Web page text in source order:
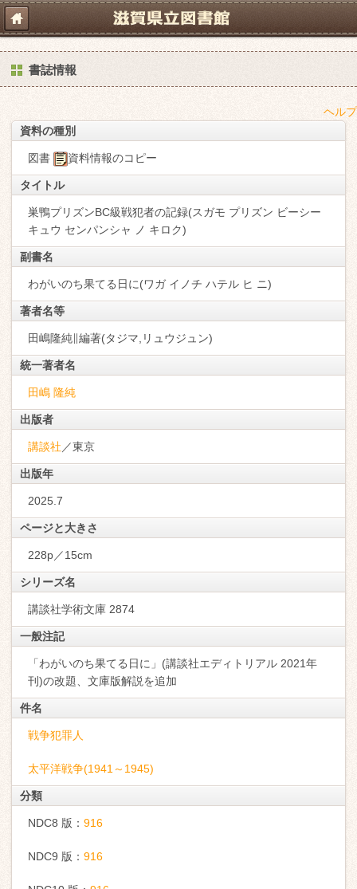
書誌情報
ヘルプ
資料の種別
図書 資料情報のコピー
タイトル
巣鴨プリズンBC級戦犯者の記録(スガモ プリズン ビーシー
キュウ センパンシャ ノ キロク)
副書名
わがいのち果てる日に(ワガ イノチ ハテル ヒ ニ)
著者名等
田嶋隆純∥編著(タジマ,リュウジュン)
統一著者名
田嶋 隆純
出版者
講談社 ／東京
出版年
2025.7
ページと大きさ
228p／15cm
シリーズ名
講談社学術文庫 2874
一般注記
「わがいのち果てる日に」(講談社エディトリアル 2021年
刊)の改題、文庫版解説を追加
件名
戦争犯罪人
太平洋戦争(1941～1945)
分類
NDC8 版： 916
NDC9 版： 916